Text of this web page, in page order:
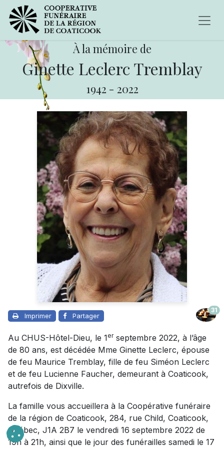
À la mémoire de
Ginette Leclerc Tremblay
1942 - 2022
Imprimer Partager
31
Au CHUS-Hôtel-Dieu, le 1erseptembre 2022, à l’âge
de 80 ans, est décédée Mme Ginette Leclerc, épouse
de feu Maurice Tremblay, fille de feu Siméon Leclerc
et de feu Lucienne Faucher, demeurant à Coaticook,
autrefois de Dixville.
La famille vous accueillera à la Coopérative funéraire
de la région de Coaticook, 284, rue Child, Coaticook,
Québec, J1A 2B7 le vendredi 16 septembre 2022 de
19h à 21h, ainsi que le jour des funérailles samedi le 17